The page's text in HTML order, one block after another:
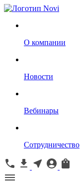
О компании
Новости
Вебинары
Сотрудничество